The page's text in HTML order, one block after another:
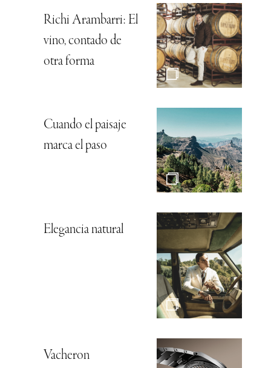
Richi Arambarri: El
vino, contado de
otra forma
Cuando el paisaje
marca el paso
Elegancia natural
Vacheron